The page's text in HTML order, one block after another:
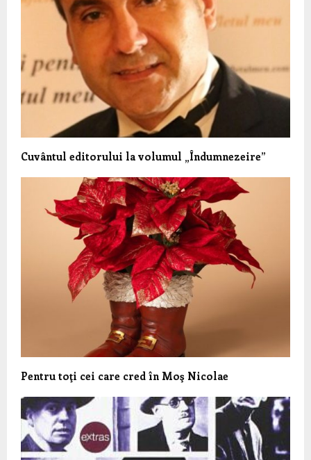
Cuvântul editorului la volumul „Îndumnezeire”
Pentru toţi cei care cred în Moş Nicolae